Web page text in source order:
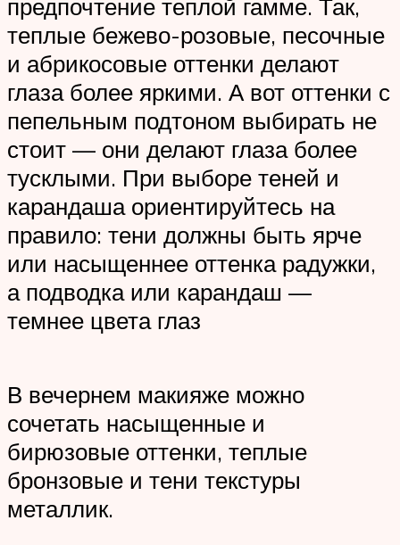
предпочтение теплой гамме. Так,
теплые бежево-розовые, песочные
и абрикосовые оттенки делают
глаза более яркими. А вот оттенки с
пепельным подтоном выбирать не
стоит — они делают глаза более
тусклыми. При выборе теней и
карандаша ориентируйтесь на
правило: тени должны быть ярче
или насыщеннее оттенка радужки,
а подводка или карандаш —
темнее цвета глаз
В вечернем макияже можно
сочетать насыщенные и
бирюзовые оттенки, теплые
бронзовые и тени текстуры
металлик.